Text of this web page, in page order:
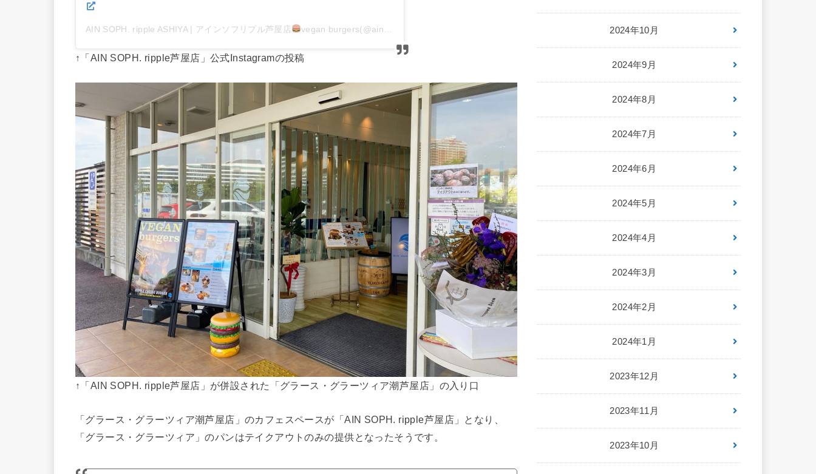
AIN SOPH. ripple ASHIYA | アインソフリプル芦屋店 vegan burgers(@ainsoph.ripple.ashiya)がシェアした投稿
↑「AIN SOPH. ripple芦屋店」公式Instagramの投稿
↑「AIN SOPH. ripple芦屋店」が併設された「グラース・グラーツィア潮芦屋店」の入り口
「グラース・グラーツィア潮芦屋店」のカフェスペースが「AIN SOPH. ripple芦屋店」となり、
「グラース・グラーツィア」のパンはテイクアウトのみの提供となったそうです。
2024年10月
2024年9月
2024年8月
2024年7月
2024年6月
2024年5月
2024年4月
2024年3月
2024年2月
2024年1月
2023年12月
2023年11月
2023年10月